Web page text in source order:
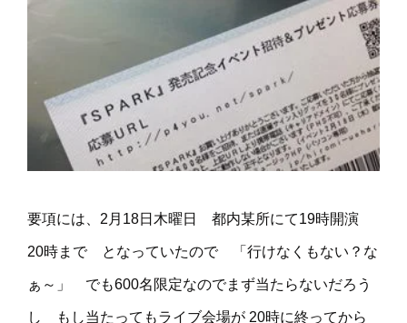
要項には、2月18日木曜日 都内某所にて19時開演
20時まで となっていたので 「行けなくもない？な
ぁ～」 でも600名限定なのでまず当たらないだろう
し もし当たってもライブ会場が 20時に終ってから